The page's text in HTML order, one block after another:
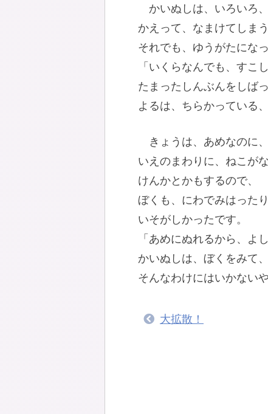
かいぬしは、いろいろ
かえって、なまけてしま
それでも、ゆうがたになっ
「いくらなんでも、すこ
たまったしんぶんをしば
よるは、ちらかっている
きょうは、あめなのに
いえのまわりに、ねこが
けんかとかもするので、
ぼくも、にわでみはった
いそがしかったです。
「あめにぬれるから、よ
かいぬしは、ぼくをみて
そんなわけにはいかないや
大拡散！